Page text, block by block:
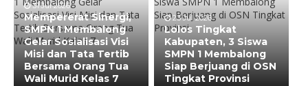
31 Jul 2026
Mempererat Sinergi,
SMPN 1 Membalong
Gelar Sosialisasi Visi
Misi dan Tata Tertib
Bersama Orang Tua
Wali Murid Kelas 7
23 Jul 2026
Lolos Tingkat
Kabupaten, 3 Siswa
SMPN 1 Membalong
Siap Berjuang di OSN
Tingkat Provinsi